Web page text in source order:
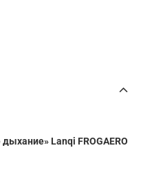
Lanqi FROGAERO